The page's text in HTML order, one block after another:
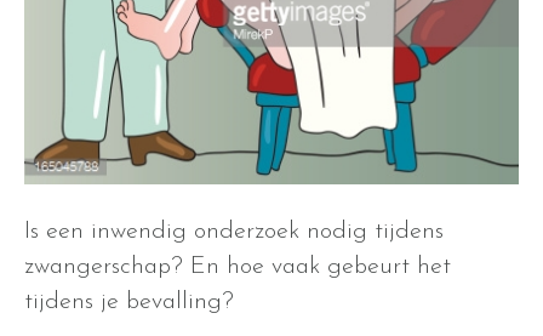
Is een inwendig onderzoek nodig tijdens
zwangerschap? En hoe vaak gebeurt het
tijdens je bevalling?